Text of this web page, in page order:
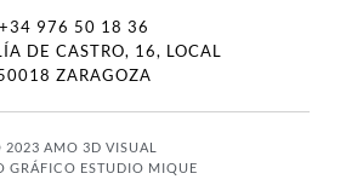
+34 976 50 18 36
DE CASTRO, 16, LOCAL
ZARAGOZA
2023 AMO 3D VISUAL
GRÁFICO ESTUDIO MIQUE